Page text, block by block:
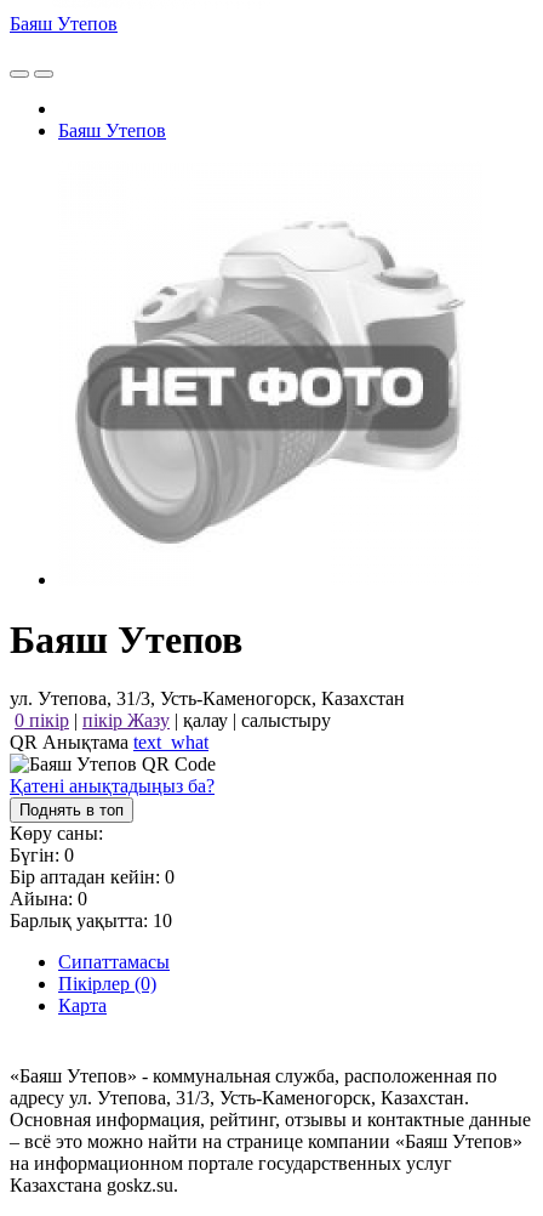
Баяш Утепов
Баяш Утепов
Баяш Утепов
ул. Утепова, 31/3, Усть-Каменогорск, Казахстан
0 пікір | пікір Жазу | қалау | салыстыру
QR Анықтама text_what
Қатені анықтадыңыз ба?
Поднять в топ
Көру саны:
Бүгін: 0
Бір аптадан кейін: 0
Айына: 0
Барлық уақытта: 10
Сипаттамасы
Пікірлер (0)
Карта
«Баяш Утепов» - коммунальная служба, расположенная по
адресу ул. Утепова, 31/3, Усть-Каменогорск, Казахстан.
Основная информация, рейтинг, отзывы и контактные данные
– всё это можно найти на странице компании «Баяш Утепов»
на информационном портале государственных услуг
Казахстана goskz.su.